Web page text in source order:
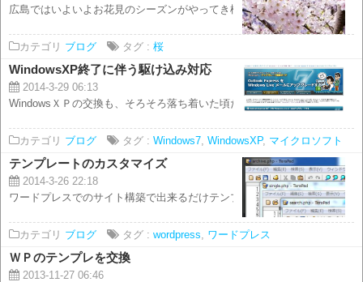
広島ではいよいよお花見のシーズンがやってき様です。 ほぼ満開直前と
カテゴリ ブログ タグ : 桜
WindowsXP終了に伴う駆け込み対応
2014-3-29 06:13
WindowsＸＰの交換も、そろそろ落ち着いた頃だと思っていのですが ま
カテゴリ ブログ タグ : Windows7, WindowsXP, マイクロソフト
テンプレートのカスタマイズ
2014-3-26 22:18
ワードプレスでのサイト構築で出来るだけテンプレートの 機能だけで構
カテゴリ ブログ タグ : wordpress, ワードプレス
ＷＰのテンプレを交換
2013-11-27 06:46